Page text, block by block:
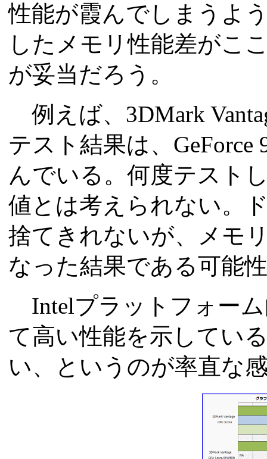
性能が霞んでしまうよ
したメモリ性能差がこ
が妥当だろう。
例えば、3DMark
テスト結果は、
んでいる。何度テスト
値とは考えられない。
捨てきれないが、メモ
なった結果である可能
Intelプラットフォー
て高い性能を示してい
い、というのが率直な